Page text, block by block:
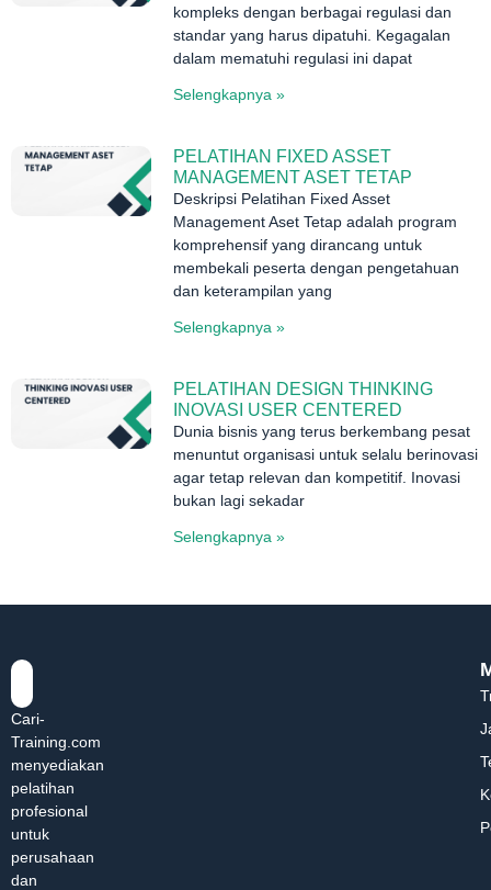
kompleks dengan berbagai regulasi dan
standar yang harus dipatuhi. Kegagalan
dalam mematuhi regulasi ini dapat
Selengkapnya »
PELATIHAN FIXED ASSET
MANAGEMENT ASET TETAP
Deskripsi Pelatihan Fixed Asset
Management Aset Tetap adalah program
komprehensif yang dirancang untuk
membekali peserta dengan pengetahuan
dan keterampilan yang
Selengkapnya »
PELATIHAN DESIGN THINKING
INOVASI USER CENTERED
Dunia bisnis yang terus berkembang pesat
menuntut organisasi untuk selalu berinovasi
agar tetap relevan dan kompetitif. Inovasi
bukan lagi sekadar
Selengkapnya »
Cari-
Training.com
menyediakan
pelatihan
profesional
untuk
perusahaan
dan